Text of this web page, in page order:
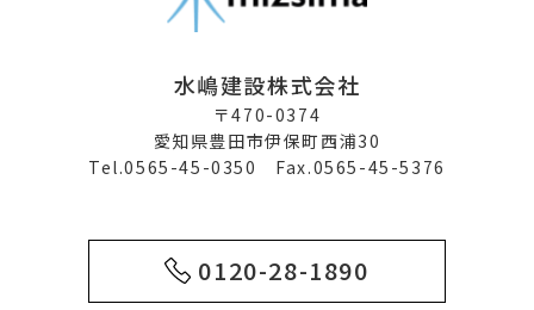
水嶋建設株式会社
〒470-0374
愛知県豊田市伊保町西浦30
Tel.0565-45-0350 Fax.0565-45-5376
0120-28-1890